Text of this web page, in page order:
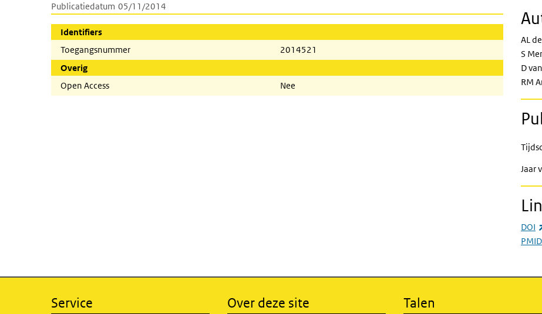
Publicatiedatum 05/11/2014
Identifiers
Toegangsnummer
2014521
Overig
Open Access
Nee
AL
S
D
RM
Jaar
DOI
PMID
Service Over deze site Talen